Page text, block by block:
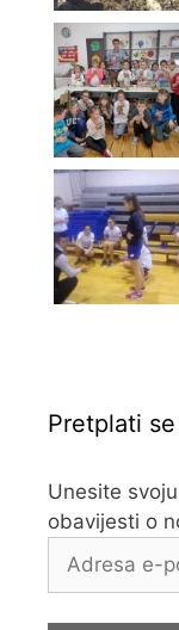
Pretplati
Unesite
obavijesti o
e-